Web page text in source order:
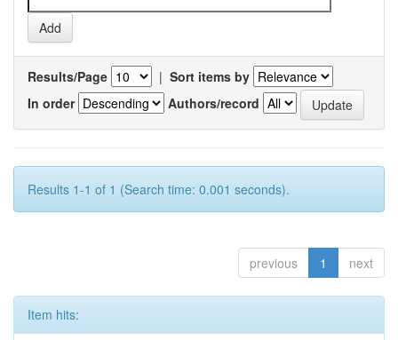
Results/Page | Sort items by
In order
Authors/record
Results 1-1 of 1 (Search time: 0.001 seconds).
previous 1 next
Item hits: